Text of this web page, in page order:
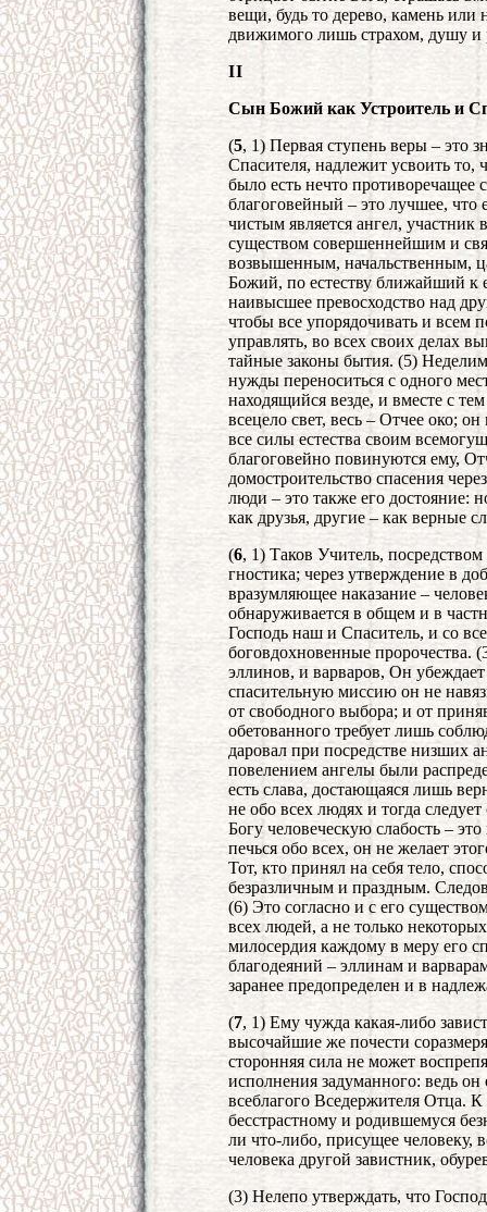
вещи, будь то дерево, камень или
движимого лишь страхом, душу и
II
Сын Божий как Устроитель и
(5, 1) Первая ступень веры – это
Спасителя, надлежит усвоить то,
было есть нечто противоречащее
благоговейный – это лучшее,
чистым является ангел,
существом совершеннейшим и
возвышенным, начальственным,
Божий, по естеству ближайший к
наивысшее превосходство над
чтобы все упорядочивать и всем
управлять, во всех своих делах
тайные законы бытия. (5)
нужды переноситься с одного
находящийся везде, и вместе с
всецело свет, весь – Отчее око;
все силы естества своим
благоговейно повинуются ему,
домостроительство спасения
люди – это также его достояние:
как друзья, другие – как верные
(6, 1) Таков Учитель,
гностика; через утверждение в
вразумляющее наказание –
обнаруживается в общем и в
Господь наш и Спаситель, и со
боговдохновенные пророчества.
эллинов, и варваров, Он
спасительную миссию он не
от свободного выбора; и от
обетованного требует лишь
даровал при посредстве низших
повелением ангелы были
есть слава, достающаяся лишь
не обо всех людях и тогда
Богу человеческую слабость –
печься обо всех, он не желает
Тот, кто принял на себя тело,
безразличным и праздным.
(6) Это согласно и с его
всех людей, а не только
милосердия каждому в меру его
благодеяний – эллинам и
заранее предопределен и в
(7, 1) Ему чужда какая-либо
высочайшие же почести
сторонняя сила не может
исполнения задуманного: ведь
всеблагого Вседержителя Отца.
бесстрастному и родившемуся
ли что-либо, присущее человеку,
человека другой завистник,
(3) Нелепо утверждать, что